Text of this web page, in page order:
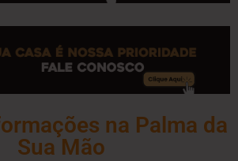
na Palma da
Sua Mão